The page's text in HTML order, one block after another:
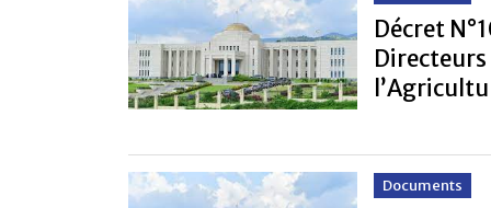
Décret
Documents